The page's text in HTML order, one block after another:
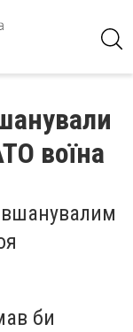
воїна
вшанувалим
би